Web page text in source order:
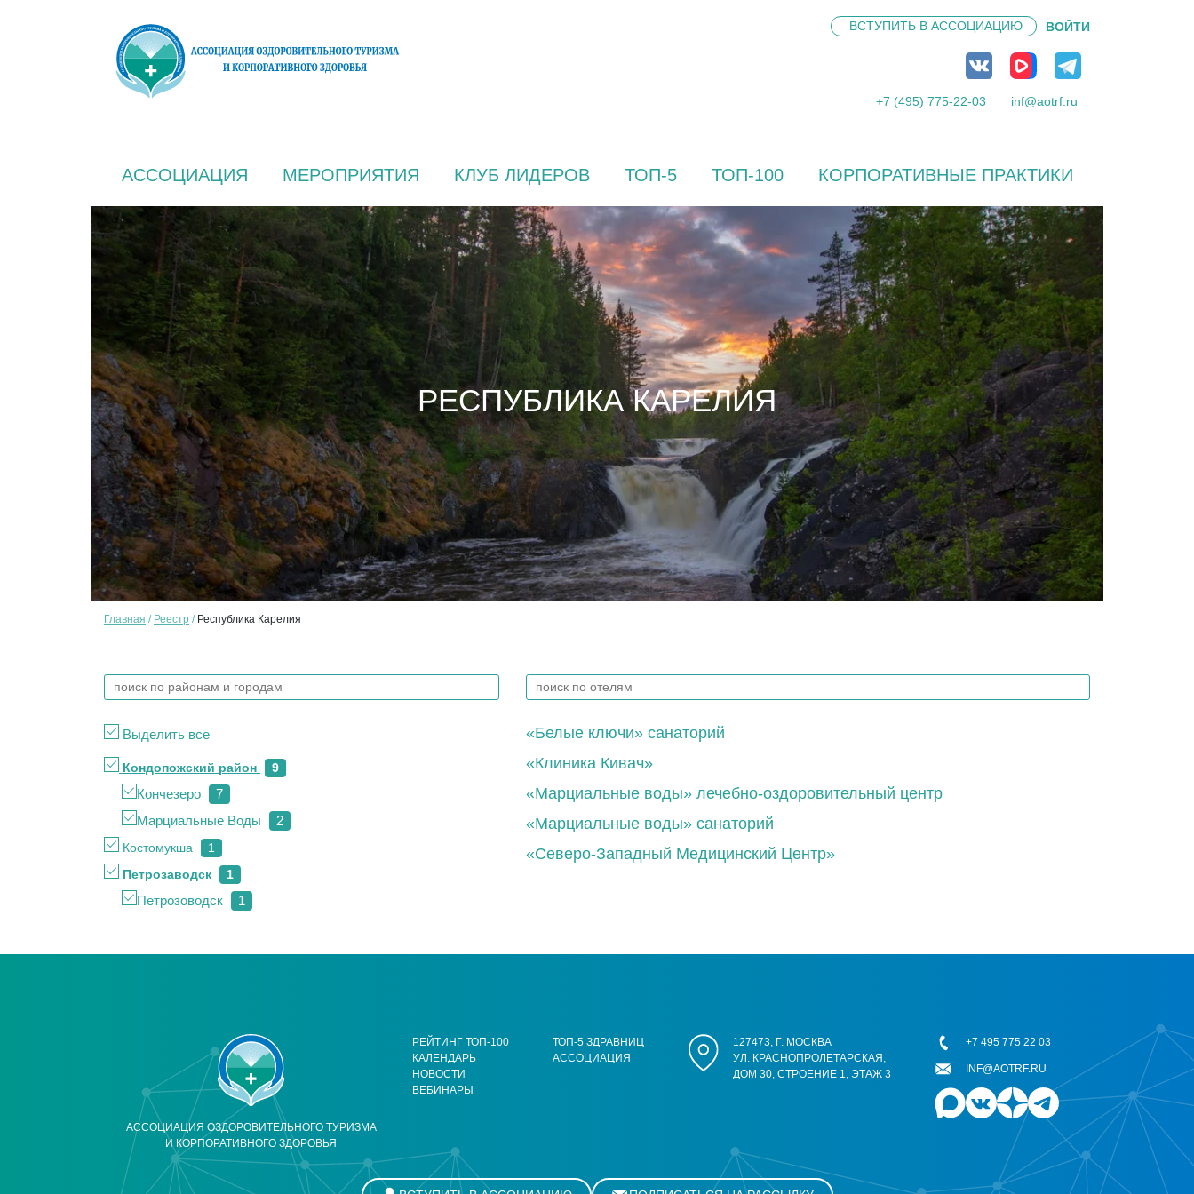
ВСТУПИТЬ В АССОЦИАЦИЮ ВОЙТИ
+7 (495) 775-22-03 inf@aotrf.ru
АССОЦИАЦИЯ МЕРОПРИЯТИЯ КЛУБ ЛИДЕРОВ ТОП-5 ТОП-100 КОРПОРАТИВНЫЕ ПРАКТИКИ
РЕСПУБЛИКА КАРЕЛИЯ
Главная Реестр Республика Карелия
Выделить все
Кондопожский район 9
Кончезеро
7
Марциальные Воды
2
Костомукша
1
Петрозаводск
1
Петрозоводск 1
«Белые ключи» санаторий
«Клиника Кивач»
«Марциальные воды» лечебно-оздоровительный центр
«Марциальные воды» санаторий
«Северо-Западный Медицинский Центр»
АССОЦИАЦИЯ ОЗДОРОВИТЕЛЬНОГО ТУРИЗМА
И КОРПОРАТИВНОГО ЗДОРОВЬЯ
РЕЙТИНГ ТОП-100
КАЛЕНДАРЬ
НОВОСТИ
ВЕБИНАРЫ
ТОП-5 ЗДРАВНИЦ
АССОЦИАЦИЯ
127473, Г. МОСКВА
УЛ. КРАСНОПРОЛЕТАРСКАЯ,
ДОМ 30, СТРОЕНИЕ 1, ЭТАЖ 3
+7 495 775 22 03
INF@AOTRF.RU